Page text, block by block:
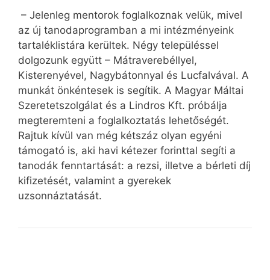
– Jelenleg mentorok foglalkoznak velük, mivel
az új tanodaprogramban a mi intézményeink
tartaléklistára kerültek. Négy településsel
dolgozunk együtt – Mátraverebéllyel,
Kisterenyével, Nagybátonnyal és Lucfalvával. A
munkát önkéntesek is segítik. A Magyar Máltai
Szeretetszolgálat és a Lindros Kft. próbálja
megteremteni a foglalkoztatás lehetőségét.
Rajtuk kívül van még kétszáz olyan egyéni
támogató is, aki havi kétezer forinttal segíti a
tanodák fenntartását: a rezsi, illetve a bérleti díj
kifizetését, valamint a gyerekek
uzsonnáztatását.